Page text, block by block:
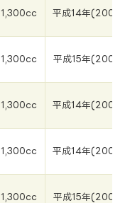
1,300cc 平成14年(2002
1,300cc 平成15年(2003
1,300cc 平成14年(2002
1,300cc 平成14年(2003
1,300cc 平成15年(2003